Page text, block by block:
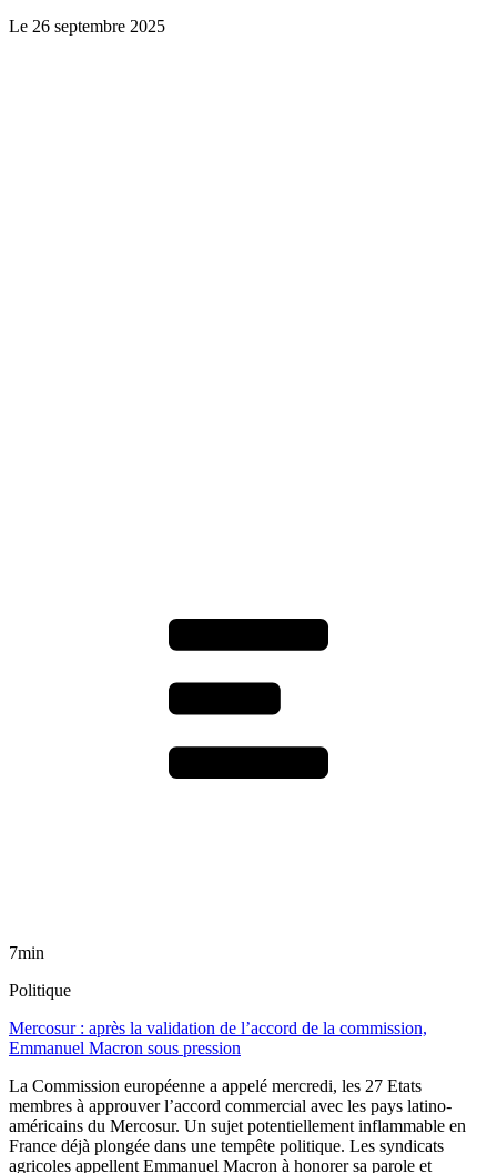
Le 26 septembre 2025
7min
Politique
Mercosur : après la validation de l’accord de la commission,
Emmanuel Macron sous pression
La Commission européenne a appelé mercredi, les 27 Etats
membres à approuver l’accord commercial avec les pays latino-
américains du Mercosur. Un sujet potentiellement inflammable en
France déjà plongée dans une tempête politique. Les syndicats
agricoles appellent Emmanuel Macron à honorer sa parole et